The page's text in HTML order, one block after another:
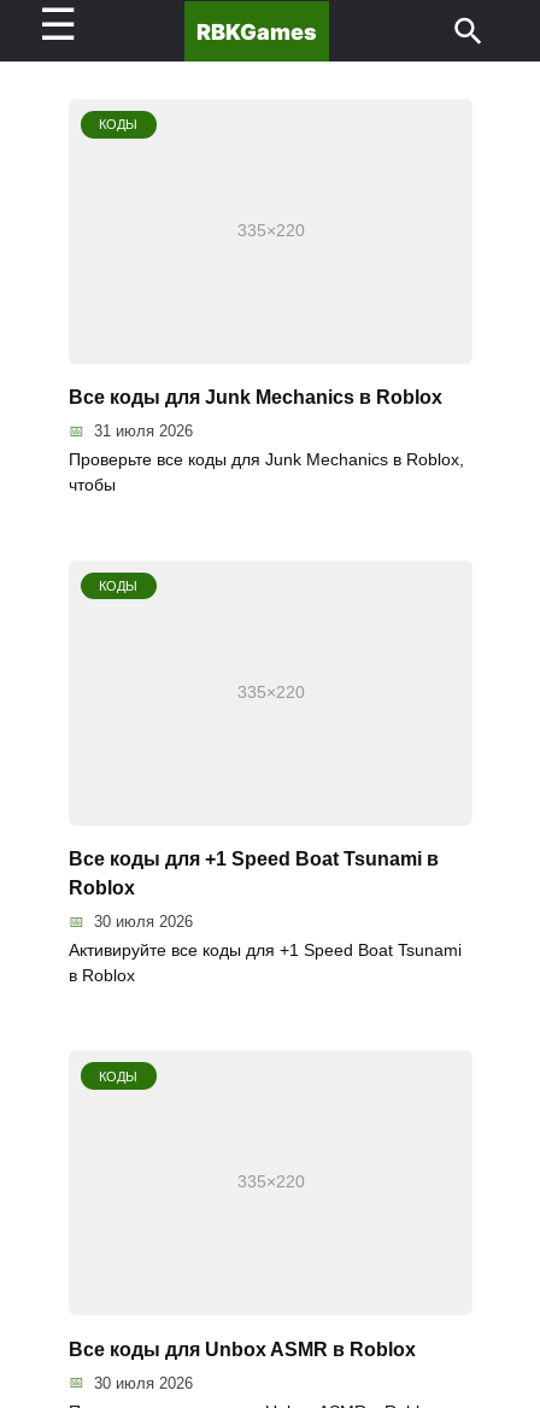
☰ RBKGames
КОДЫ
Все коды для Junk Mechanics в Roblox
31 июля 2026
Проверьте все коды для Junk Mechanics в Roblox,
чтобы
КОДЫ
Все коды для +1 Speed Boat Tsunami в
Roblox
30 июля 2026
Активируйте все коды для +1 Speed Boat Tsunami
в Roblox
КОДЫ
Все коды для Unbox ASMR в Roblox
30 июля 2026